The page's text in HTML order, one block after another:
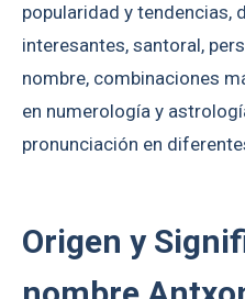
popularidad y tendencias,
interesantes, santoral,
nombre, combinaciones
en numerología y
pronunciación en
Origen y